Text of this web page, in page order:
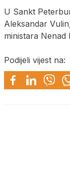
U Sankt
Aleksandar
ministara Nenad
Podijeli vijest na: